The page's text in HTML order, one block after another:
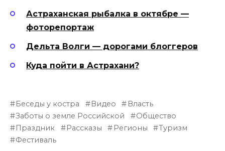
Астраханская рыбалка в октябре —
фоторепортаж
Дельта Волги — дорогами блоггеров
Куда пойти в Астрахани?
Беседы у костра Видео
Власть
Заботы о земле Российской
Общество
Праздник
Рассказы Регионы
Туризм
Фестиваль